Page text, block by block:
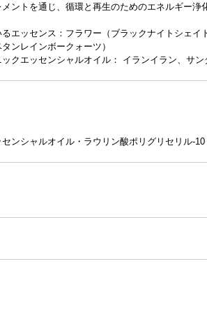
ントを通じ、循環と再生のためのエネルギー浄
るエッセンス：フラワー（ブラックナイトシェ
ンレインボークォーツ）
ックエッセンシャルオイル： イランイラン、サ
ンシャルオイル・ラウリン酸ポリグリセリル-